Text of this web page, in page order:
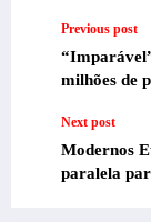
Previous post
milhões de
Next post
Modernos
paralela